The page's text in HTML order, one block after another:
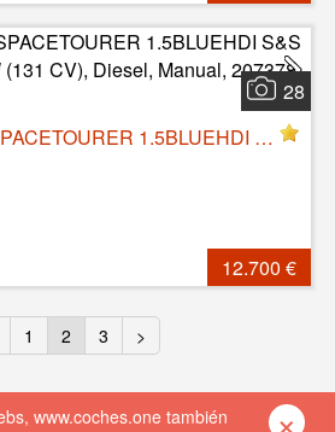
28
Citroen Grand C4 SPACETOURER 1.5BLUEHDI S&S FEEL 130 CV 96 KW (131 CV), Diesel, Manual, 207378 Km, 2020
12.700 €
1 2 3 >
www.coches.one también